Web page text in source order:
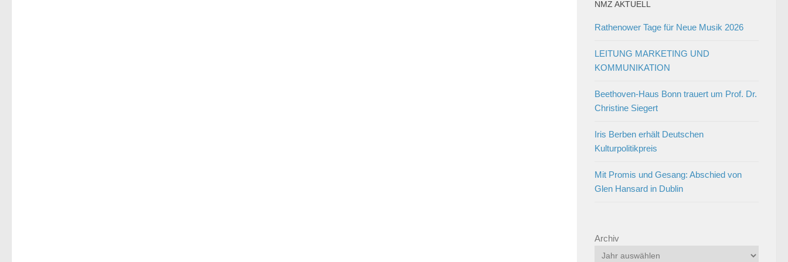
NMZ AKTUELL
Rathenower Tage für Neue Musik 2026
LEITUNG MARKETING UND
KOMMUNIKATION
Beethoven-Haus Bonn trauert um Prof. Dr.
Christine Siegert
Iris Berben erhält Deutschen
Kulturpolitikpreis
Mit Promis und Gesang: Abschied von
Glen Hansard in Dublin
Archiv